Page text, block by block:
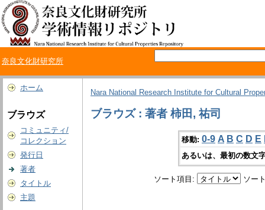
奈良文化財研究所
ホーム
ブラウズ
コミュニティ/
コレクション
発行日
著者
タイトル
主題
Nara National Research Institute for Cultural
ブラウズ : 著者 柿田, 祐司
移動: 0-9 A B C D E
あるいは、最初の数文
ソート項目: ソー